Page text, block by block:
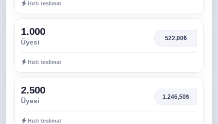
Hızlı teslimat
1.000
Üyesi 522,00₺
Hızlı teslimat
2.500
Üyesi 1.246,50₺
Hızlı teslimat